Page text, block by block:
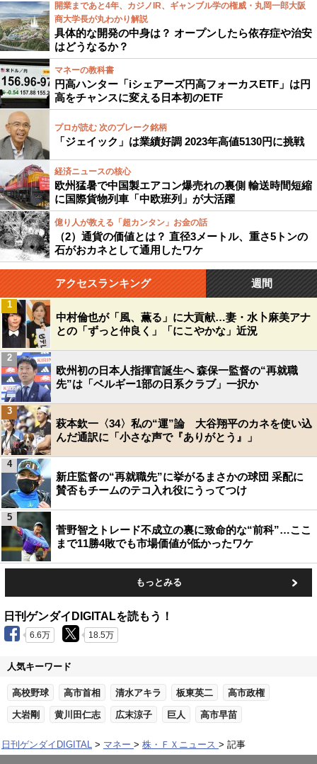
開業まであと4年、カジノIR、ギャンブル学の権威・丸岡一郎大阪
商大学長が丸わかり解説
具体的な開発の中身は？ オープンしたら依存症や治安
はどうなるか？
マネーの教科書
円高ハンター「iシェアーズ円高フォーカスETF」は円
高をチャンスに変える日本初のETF
プロが読む 次のブレーク銘柄
「ジェイック」は業績好調 2023年高値5130円に挑戦
経済ニュースの核心
欧州猛暑で中国製エアコン爆売れの裏側 輸送時間短縮
に国際貨物列車「中欧班列」が大活躍
億り人が教える「超カンタン」お金の話
（2）通貨の価値とは？ 直径3メートル、重さ5トンの
石がおカネとして通用したワケ
アクセスランキング 週間
中村倫也が「風、薫る」に大貢献…妻・水卜麻美アナ
との「ずっと仲良く」「にこやかな」近況
1
欧州初の日本人指揮官誕生へ 森保一監督の“再就職
先”は「ベルギー1部の日系クラブ」一択か
2
萩本欽一〈34〉私の“運”論 大谷翔平のカネを使い込
んだ通訳に「小さな声で『ありがとう』」
3
新庄監督の“再就職先”に挙がるまさかの球団 采配に
賛否もチームのテコ入れ役にうってつけ
4
菅野智之トレード不成立の裏に致命的な“前科”…ここ
まで11勝4敗でも市場価値が低かったワケ
5
もっとみる
日刊ゲンダイDIGITALを読もう！
6.6万 18.5万
人気キーワード
高校野球 高市首相 清水アキラ 板東英二 高市政権
大岩剛 黄川田仁志 広末涼子 巨人 高市早苗
日刊ゲンダイDIGITAL マネー 株・ＦＸニュース 記事